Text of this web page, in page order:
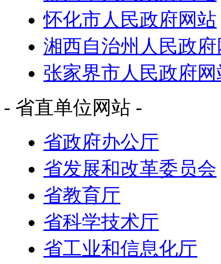
怀化市人民政府网站
湘西自治州人民政
张家界市人民政府网
- 省直单位网站 -
省政府办公厅
省发展和改革委员会
省教育厅
省科学技术厅
省工业和信息化厅